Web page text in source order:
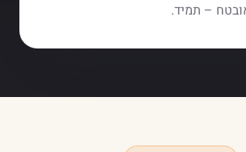
– תמיד.